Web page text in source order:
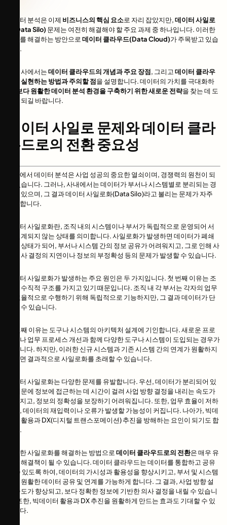
데이터 분석은 이제 비즈니스의 핵심 요소로 자리 잡았지만,데이터 사일로
화(Data Silo) 문제는 여전히 해결해야 할 주요 과제 중 하나입니다. 이러한
문제를 해결하는 방안으로데이터 클라우드(Data Cloud)가 주목받고 있습
니다.
본 기사에서는데이터 클라우드의 개념과 주요 장점, 그리고데이터 클라우
드를 실현하는 방법과 주의할 점을 설명합니다. 데이터의 가치를 극대화하
보다 원활한 데이터 분석 환경을 구축하기 위한 새로운 전략을 찾는 데 도
움이 되길 바랍니다.
데이터 사일로 문제와 데이터 클라
우드로의 전환 중요성
현대에서 데이터 분석은 사업 성공의 중요한 열쇠이며, 경쟁력의 원천이 되
고 있습니다. 그러나, 사내에서는 데이터가 부서나 시스템별로 분리되는 경
향이 있으며, 그 결과 데이터 사일로화(Data Silo)라고 불리는 문제가 자주
발생합니다.
데이터 사일로화란, 조직 내의 시스템이나 부서가 독립적으로 운영되어 서
로 연계되지 않는 상태를 의미합니다. 사일로화가 발생하면 데이터가 폐쇄
적인 상태가 되어, 부서나 시스템 간의 정보 공유가 어려워지고, 그로 인해 사
내 의사 결정의 지연이나 정보의 부정확성 등의 문제가 발생할 수 있습니다.
데이터 사일로화가 발생하는 주요 원인은 두 가지입니다. 첫 번째 이유는 조
직이 수직적 구조를 가지고 있기 때문입니다. 조직 내 각 부서는 각자의 업무
를 효율적으로 수행하기 위해 독립적으로 기능하지만, 그 결과 데이터가 단
절될 수 있습니다.
두 번째 이유는 도구나 시스템의 아키텍처 설계에 기인합니다. 새로운 프로
젝트나 업무 프로세스 개선과 함께 다양한 도구나 시스템이 도입되는 경우가
있습니다. 하지만, 이러한 신규 시스템과 기존 시스템 간의 연계가 원활하지
않으면 결과적으로 사일로화를 초래할 수 있습니다.
데이터 사일로화는 다양한 문제를 유발합니다. 우선, 데이터가 분리되어 있
기 때문에 정보에 접근하는 데 시간이 걸려 사업 방향 결정을 내리는 속도가
느려지고, 정보의 정확성을 보장하기 어려워집니다. 또한, 업무 효율이 저하
되며, 데이터의 재입력이나 오류가 발생할 가능성이 커집니다. 나아가, 빅데
이터 활용과 DX(디지털 트랜스포메이션) 추진을 방해하는 요인이 되기도 합
니다.
이러한 사일로화를 해결하는 방법으로데이터 클라우드로의 전환은 매우 유
용한 해결책이 될 수 있습니다. 데이터 클라우드는 데이터를 통합하고 공유
할 수 있도록 하여, 데이터의 가시성과 활용성을 향상시키고, 부서 및 시스템
간의 원활한 데이터 공유 및 연계를 가능하게 합니다. 그 결과, 사업 방향 설
정 속도가 향상되고, 보다 정확한 정보에 기반한 의사 결정을 내릴 수 있습니
다. 또한, 빅데이터 활용과 DX 추진을 원활하게 만드는 효과도 기대할 수 있
습니다.